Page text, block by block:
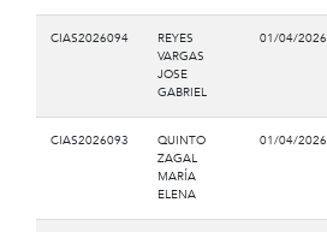
CIAS2026094
REYES
VARGAS
JOSE
GABRIEL
01/04/2026
CIAS2026093
QUINTO
ZAGAL
MARÍA
ELENA
01/04/2026